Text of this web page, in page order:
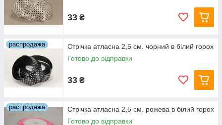
33 ₴
распродажа
Стрічка атласна 2,5 см. чорний в білий горох
Готово до відправки
33 ₴
распродажа
Стрічка атласна 2,5 см. рожева в білий горох
Готово до відправки